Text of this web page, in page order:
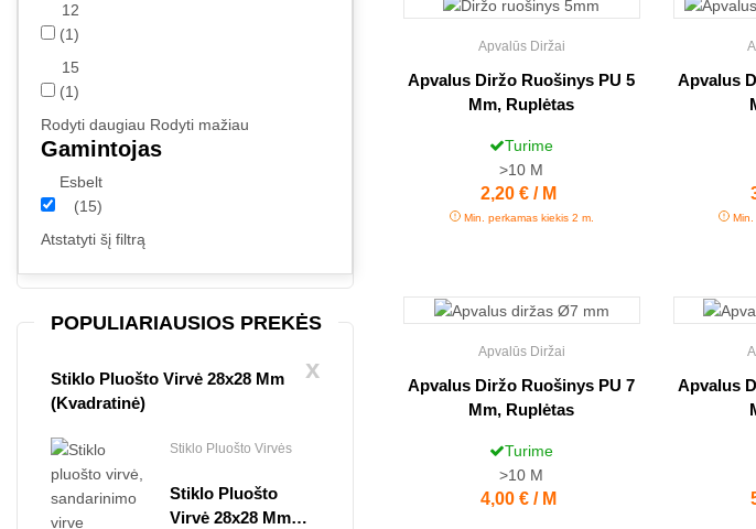
12
(1)
15
(1)
Rodyti daugiau Rodyti mažiau
Gamintojas
Esbelt
(15)
Atstatyti šį filtrą
POPULIARIAUSIOS PREKĖS
x
Stiklo Pluošto Virvė 28x28 Mm
(kvadratinė)
Stiklo Pluošto Virvės
Stiklo Pluošto
Virvė 28x28 Mm
Apvalūs Diržai
Apvalus Diržo Ruošinys PU 5
Mm, Ruplėtas
Turime
>10 M
Kaina
2,20 € / M
Min. perkamas kiekis 2 m.
Apvalus
Min.
Apvalūs Diržai
Apvalus Diržo Ruošinys PU 7
Mm, Ruplėtas
Turime
>10 M
Kaina
4,00 € / M
Apvalus